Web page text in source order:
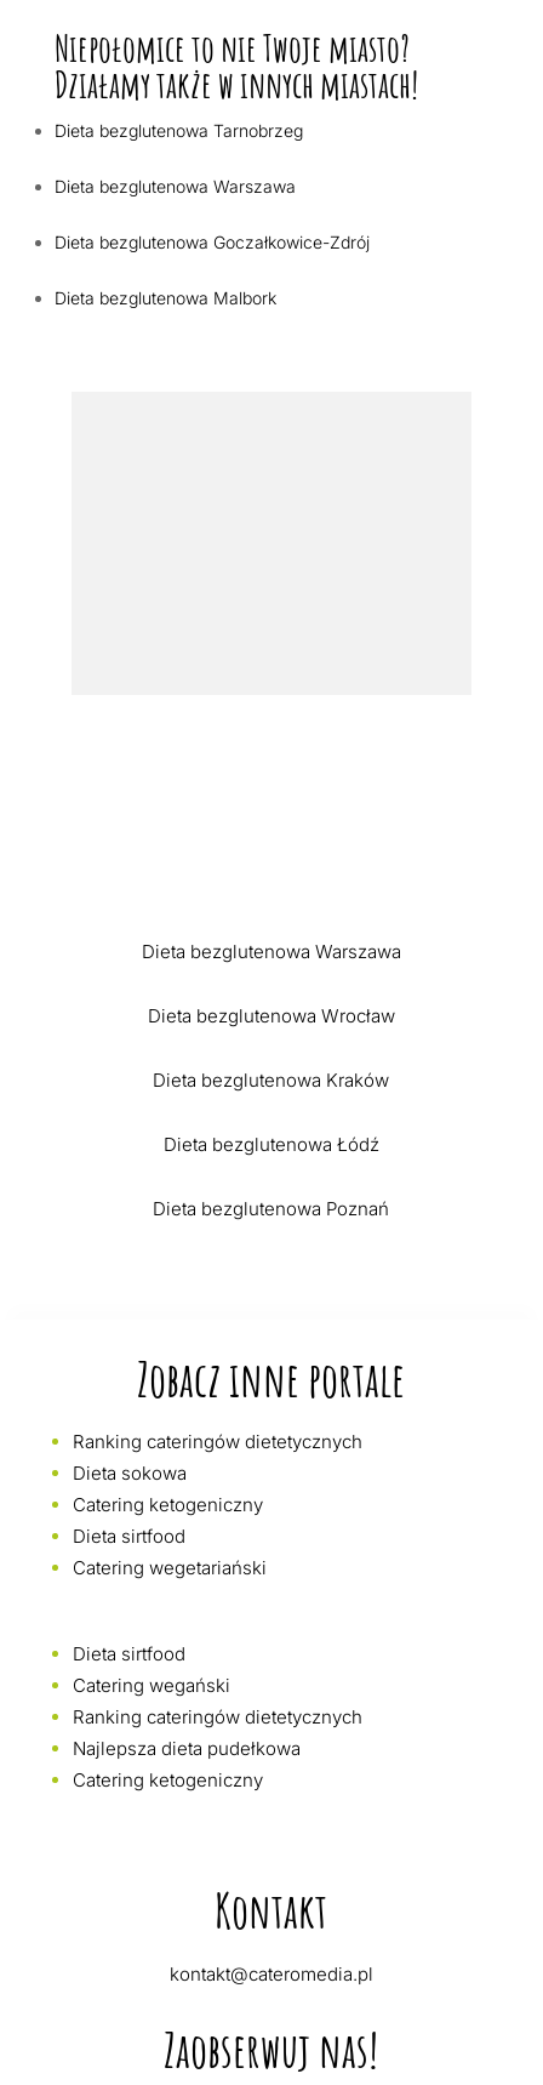
Niepołomice to nie Twoje miasto?
Działamy także w innych miastach!
Dieta bezglutenowa Tarnobrzeg
Dieta bezglutenowa Warszawa
Dieta bezglutenowa Goczałkowice-Zdrój
Dieta bezglutenowa Malbork
Dieta bezglutenowa Warszawa
Dieta bezglutenowa Wrocław
Dieta bezglutenowa Kraków
Dieta bezglutenowa Łódź
Dieta bezglutenowa Poznań
Zobacz inne portale
Ranking cateringów dietetycznych
Dieta sokowa
Catering ketogeniczny
Dieta sirtfood
Catering wegetariański
Dieta sirtfood
Catering wegański
Ranking cateringów dietetycznych
Najlepsza dieta pudełkowa
Catering ketogeniczny
Kontakt
kontakt@cateromedia.pl
Zaobserwuj nas!